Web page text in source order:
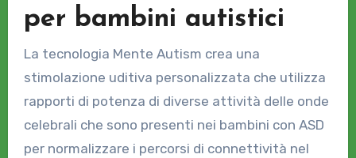
per bambini autistici
La tecnologia Mente Autism crea una
stimolazione uditiva personalizzata che utilizza
rapporti di potenza di diverse attività delle onde
celebrali che sono presenti nei bambini con ASD
per normalizzare i percorsi di connettività nel